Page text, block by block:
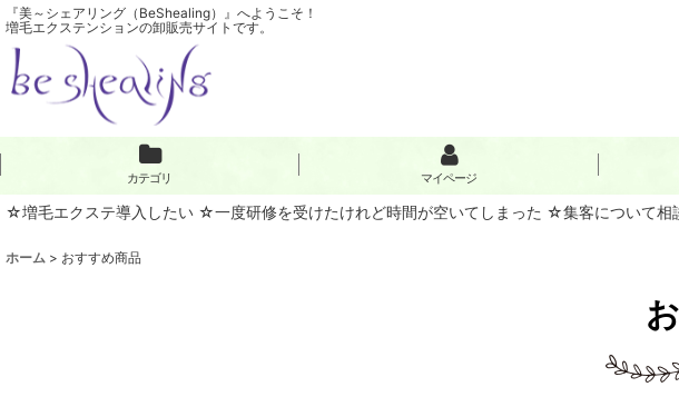
『美～シェアリング（BeShealing）』へようこそ！
増毛エクステンションの卸販売サイトです。
カテゴリ マイページ
☆増毛エクステ導入したい ☆一度研修を受けたけれど時間が空いてしまった ☆集客について相
ホーム > おすすめ商品